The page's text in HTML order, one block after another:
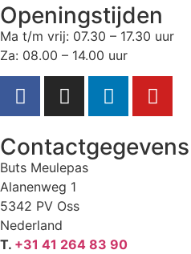
Openingstijden
Ma t/m vrij: 07.30 – 17.30 uur
Za: 08.00 – 14.00 uur
Contactgegevens
Buts Meulepas
Alanenweg 1
5342 PV Oss
Nederland
T. +31 41 264 83 90